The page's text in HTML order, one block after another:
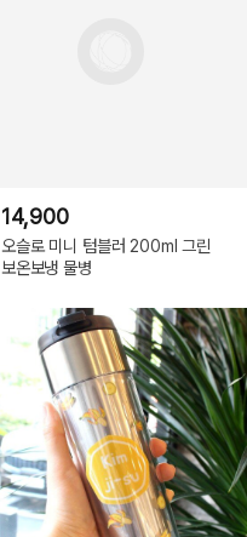
14,900
오슬로 미니 텀블러 200ml 그린
보온보냉 물병